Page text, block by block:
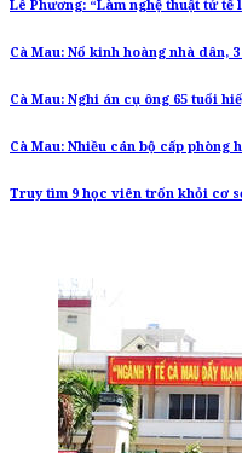
Lê Phương: “Làm nghệ thuật tử
Cà Mau: Nổ kinh hoàng nhà dân,
Cà Mau: Nghi án cụ ông 65 tuổi
Cà Mau: Nhiều cán bộ cấp phòng
Truy tìm 9 học viên trốn khỏi cơ